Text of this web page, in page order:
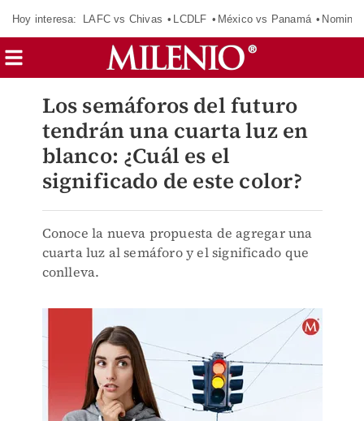
Hoy interesa: LAFC vs Chivas LCDLF México vs Panamá
Los semáforos del futuro
tendrán una cuarta luz en
blanco: ¿Cuál es el
significado de este color?
Conoce la nueva propuesta de agregar una
cuarta luz al semáforo y el significado que
conlleva.